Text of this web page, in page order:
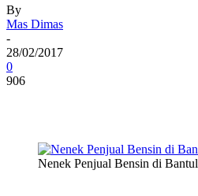
By
Mas Dimas
-
28/02/2017
0
906
Nenek Penjual Bensin di Bantul